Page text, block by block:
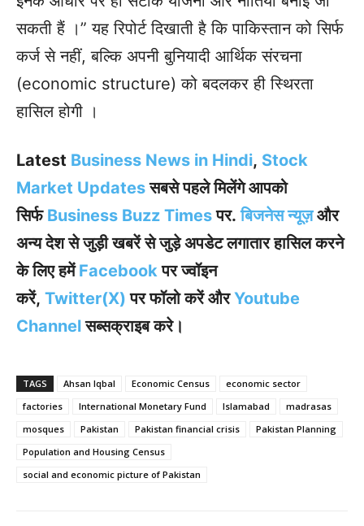
सकती हैं ।” यह रिपोर्ट दिखाती है कि पाकिस्तान को सिर्फ
कर्ज से नहीं, बल्कि अपनी बुनियादी आर्थिक संरचना
(economic structure) को बदलकर ही स्थिरता
हासिल होगी ।
Latest Business News in Hindi, Stock
Market Updates सबसे पहले मिलेंगे आपको
सिर्फ Business Buzz Times पर. बिजनेस न्यूज़ और
अन्य देश से जुड़ी खबरें से जुड़े अपडेट लगातार हासिल करने
के लिए हमें Facebook पर ज्वॉइन
करें, Twitter(X) पर फॉलो करें और Youtube
Channel सब्सक्राइब करे।
TAGS Ahsan Iqbal Economic Census
economic sector
factories
International Monetary Fund Islamabad
madrasas
mosques
Pakistan Pakistan financial crisis
Pakistan Planning
Population and Housing Census
social and economic picture of Pakistan